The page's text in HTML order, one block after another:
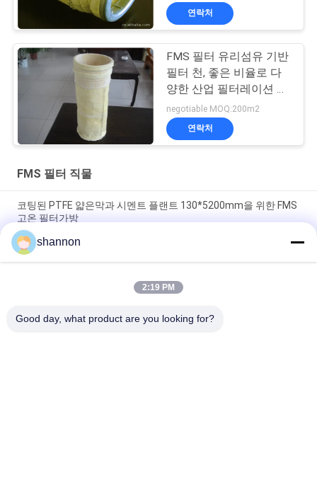
연락처
FMS 필터 유리섬유 기반
필터 천, 좋은 비율로 다
양한 산업 필터레이션 용
도에 적합
negotiable MOQ:200m2
연락처
FMS 필터 직물
코팅된 PTFE 얇은막과 시멘트 플랜트 130*5200mm을 위한 FMS
고온 필터가방
산업 132 밀리미터 * 5200 밀리미터 동안 FMS Hepa 공기 정화 필
터 주머니 흡진기 에어백
시멘트 플랜트 화로 열을 위한 FMS 복합필터 섬유성 먼지 수집기
shannon
2:19 PM
Good day, what product are you looking for?